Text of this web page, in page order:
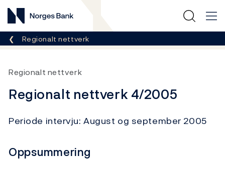
Norges Bank
Her er du nå:
Regionalt nettverk
Regionalt nettverk
Regionalt nettverk 4/2005
Periode intervju: August og september 2005
Oppsummering